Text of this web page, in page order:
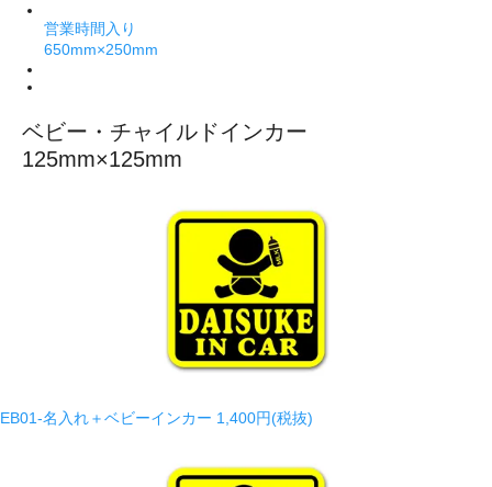
営業時間入り
650mm×250mm
ベビー・チャイルドインカー
125mm×125mm
EB01-名入れ＋ベビーインカー 1,400円(税抜)